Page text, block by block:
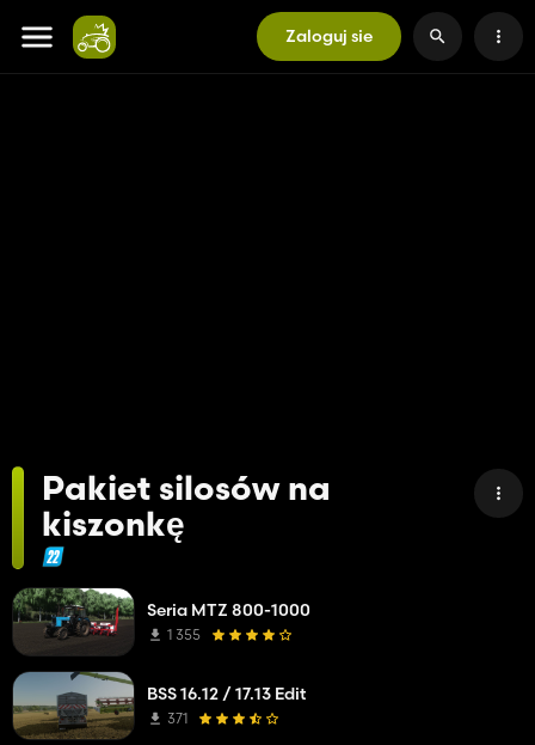
Zaloguj sie
Pakiet silosów na
kiszonkę
Seria MTZ 800-1000
1 355
BSS 16.12 / 17.13 Edit
371